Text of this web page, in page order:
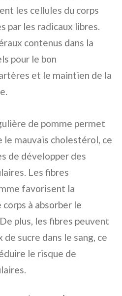
les cellules du corps
par les radicaux libres.
contenus dans la
pour le bon
et le maintien de la
de pomme permet
mauvais cholestérol, ce
de développer des
Les fibres
favorisent la
à absorber le
plus, les fibres peuvent
sucre dans le sang, ce
le risque de